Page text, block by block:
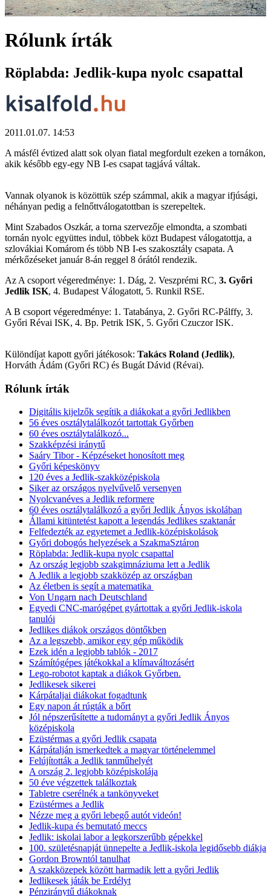
Rólunk írták
Röplabda: Jedlik-kupa nyolc csapattal
2011.01.07. 14:53
A másfél évtized alatt sok olyan fiatal megfordult ezeken a tornákon,
akik később egy-egy NB I-es csapat tagjává váltak.
Vannak olyanok is közöttük szép számmal, akik a magyar ifjúsági,
néhányan pedig a felnőttválogatottban is szerepeltek.
Mint Szabados Oszkár, a torna szervezője elmondta, a szombati
tornán nyolc együttes indul, többek közt Budapest válogatottja, a
szlovákiai Komárom és több NB I-es szakosztály csapata. A
mérkőzéseket január 8-án reggel 8 órától rendezik.
Az A csoport végeredménye: 1. Dág, 2. Veszprémi RC, 3. Győri
Jedlik ISK, 4. Budapest Válogatott, 5. Runkil RSE.
A B csoport végeredménye: 1. Tatabánya, 2. Győri RC-Pálffy, 3.
Győri Révai ISK, 4. Bp. Petrik ISK, 5. Győri Czuczor ISK.
Különdíjat kapott győri játékosok: Takács Roland (Jedlik),
Horváth Ádám (Győri RC) és Bugát Dávid (Révai).
Rólunk írták
Digitális kijelzők segítik a diákokat a győri Jedlikben
56 éves osztálytalálkozót tartottak Győrben
60 éves osztálytalálkozó...
Szakképzési iránytű
Saáry Tibor - Képzéseket honosított meg
Győri képeskönyv
120 éves a Jedlik-szakközépiskola
Siker az országos nyelvűvelő versenyen
Nyolcvanéves a Jedlik reformere
60 éves osztálytalálkozó a győri Jedlik Ányos iskolában
Állami kitüntetést kapott a legendás Jedlikes szaktanár
Felfedezték az egyetemet a Jedlik-középiskolások
Győri dobogós helyezések a SzakmaSztáron
Röplabda: Jedlik-kupa nyolc csapattal
Az ország legjobb szakgimnáziuma lett a Jedlik
A Jedlik a legjobb szakközép az országban
Az életben is segít a matematika
Von Ungarn nach Deutschland
Egyedi CNC-marógépet gyártottak a győri Jedlik-iskola
tanulói
Jedlikes diákok országos döntőkben
Az a legszebb, amikor egy gép működik
Ezek idén a legjobb tablók - 2017
Számítógépes játékokkal a klímaváltozásért
Lego-robotot kaptak a diákok Győrben.
Jedlikesek sikerei
Kárpátaljai diákokat fogadtunk
Egy napon át rúgták a bőrt
Jól népszerűsítette a tudományt a győri Jedlik Ányos
középiskola
Ezüstérmas a győri Jedlik csapata
Kárpátalján ismerkedtek a magyar történelemmel
Felújították a Jedlik tanműhelyét
A ország 2. legjobb középiskolája
50 éve végzettek találkoztak
Tabletre cserélnék a tankönyveket
Ezüstérmes a Jedlik
Nézze meg a győri lebegő autót videón!
Jedlik-kupa és bemutató meccs
Jedlik: iskolai labor a legkorszerűbb gépekkel
100. születésnapját ünnepelte a Jedlik-iskola legidősebb diákja
Gordon Browntól tanulhat
A szakközepek között harmadik lett a győri Jedlik
Jedlikesek játák be Erdélyt
Pénziránytű diákoknak